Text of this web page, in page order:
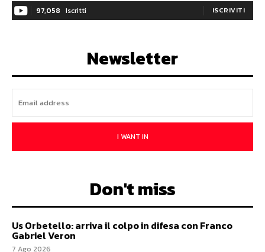
97,058 Iscritti ISCRIVITI
Newsletter
I WANT IN
Don't miss
Us Orbetello: arriva il colpo in difesa con Franco
Gabriel Veron
7 Ago 2026